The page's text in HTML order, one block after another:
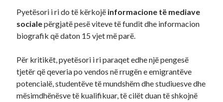
Pyetësori i ri do të kërkojë informacione të mediave
socialepërgjatë pesë viteve të fundit dhe informacion
biografik që daton 15 vjet më parë.
Për kritikët, pyetësori i ri paraqet edhe një pengesë
tjetër që qeveria po vendos në rrugën e emigrantëve
potencialë, studentëve të mundshëm dhe studiuesve dhe
mësimdhënësve të kualifikuar, të cilët duan të shkojnë